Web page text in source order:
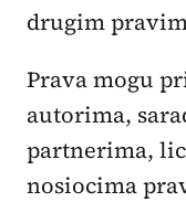
drugim
Prava mogu
autorima,
partnerima,
nosiocima